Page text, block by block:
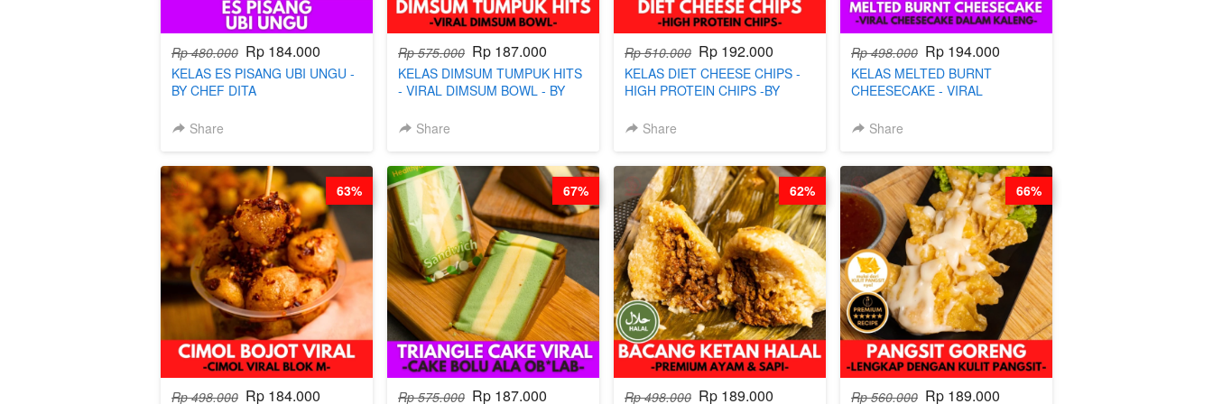
Rp 480.000 Rp 184.000
KELAS ES PISANG UBI UNGU -
BY CHEF DITA
Share
Rp 575.000 Rp 187.000
KELAS DIMSUM TUMPUK HITS
- VIRAL DIMSUM BOWL - BY
Share
Rp 510.000 Rp 192.000
KELAS DIET CHEESE CHIPS -
HIGH PROTEIN CHIPS -BY
Share
Rp 498.000 Rp 194.000
KELAS MELTED BURNT
CHEESECAKE - VIRAL
BY CHEF DITA
Share
Rp 498.000 Rp 184.000
63%
Rp 575.000 Rp 187.000
67%
Rp 498.000 Rp 189.000
62%
Rp 560.000 Rp 189.000
66%